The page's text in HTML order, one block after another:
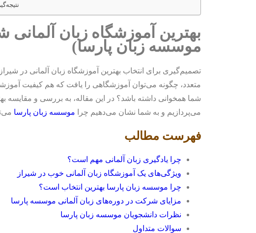
بهترین آموزشگاه زبان
موسسه زبان پارسا)
تصمیم‌گیری برای انتخاب بهترین آموزشگاه زبان آلمانی در
متعدد، چگونه می‌توان آموزشگاهی را یافت که هم کیفیت آموزشی
شما همخوانی داشته باشد؟ در این مقاله، به بررسی و مقایسه
می‌پردازیم و به شما نشان می‌دهیم چرا موسسه زبان پارسا
فهرست مطالب
چرا یادگیری زبان آلمانی مهم است؟
ویژگی‌های یک آموزشگاه زبان آلمانی خوب در شیراز
چرا موسسه زبان پارسا بهترین انتخاب است؟
مزایای شرکت در دوره‌های زبان آلمانی موسسه پارسا
نظرات دانشجویان موسسه زبان پارسا
سوالات متداول